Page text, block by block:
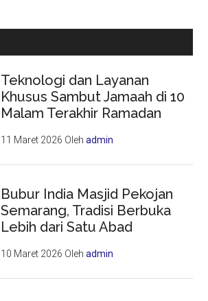
Teknologi dan Layanan
Khusus Sambut Jamaah di 10
Malam Terakhir Ramadan
11 Maret 2026 Olehadmin
Bubur India Masjid Pekojan
Semarang, Tradisi Berbuka
Lebih dari Satu Abad
10 Maret 2026 Olehadmin